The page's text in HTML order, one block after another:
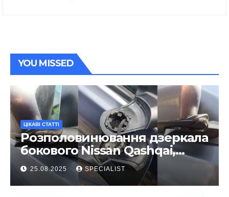
YOU MISSED
ЦІКАВІ СТАТТІ
Розполовинювання дзеркала
бокового Nissan Qashqai,
ремонт люфту та
виправлення
25.08.2025 SPECIALIST